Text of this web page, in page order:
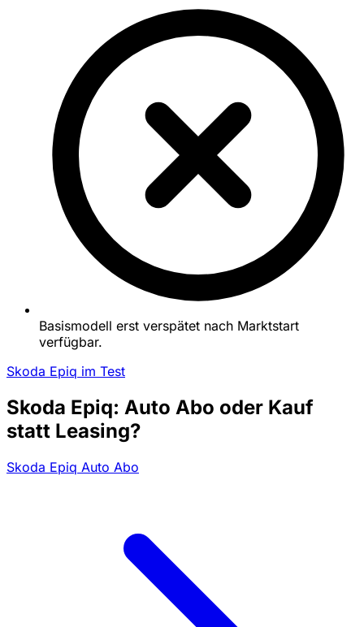
Basismodell erst verspätet nach Marktstart
verfügbar.
Skoda Epiq im Test
Skoda Epiq: Auto Abo oder Kauf
statt Leasing?
Skoda Epiq Auto Abo